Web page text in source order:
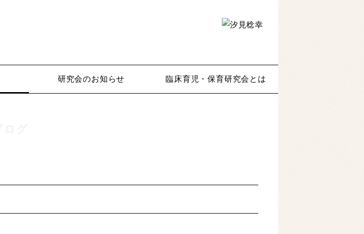
研究会のお知らせ 臨床育児・保育研究会とは